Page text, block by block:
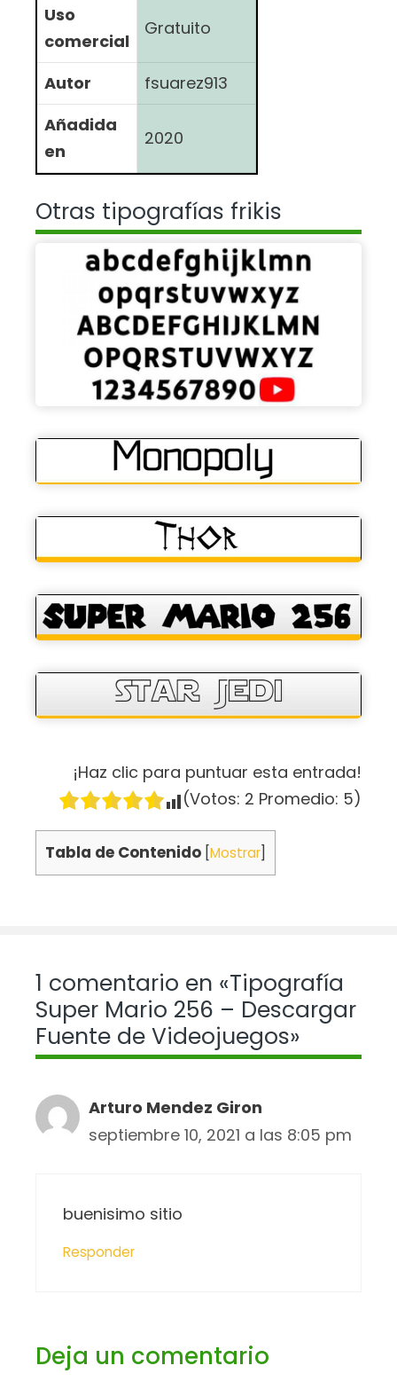
Uso
comercial
Gratuito
Autor
fsuarez913
Añadida
en
2020
Otras tipografías frikis
¡Haz clic para puntuar esta entrada!
(Votos: 2 Promedio: 5)
Tabla de Contenido [Mostrar]
1 comentario en «Tipografía
Super Mario 256 – Descargar
Fuente de Videojuegos»
Arturo Mendez Giron
septiembre 10, 2021 a las 8:05 pm
buenisimo sitio
Responder
Deja un comentario